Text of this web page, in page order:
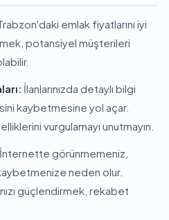
emlak fiyatlarını iyi
potansiyel müşterileri
İlanlarınızda detaylı bilgi
kaybetmesine yol açar.
vurgulamayı unutmayın.
İnternette görünmemeniz,
neden olur.
güçlendirmek, rekabet